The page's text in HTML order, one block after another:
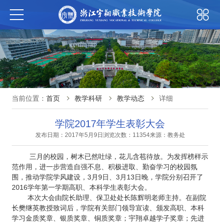
当前位置： 首页 教学科研 教学动态 详细
学院2017年学生表彰大会
发布日期：2017年5月9日 浏览次数：11354来源：教务处
三月的校园，树木已然吐绿，花儿含苞待放。为发挥榜样示
范作用，进一步营造自强不息、积极进取、勤奋学习的校园氛
围，推动学院学风建设，3月9日、3月13日晚，学院分别召开了
2016学年第一学期高职、本科学生表彰大会。
本次大会由院长助理、保卫处处长陈辉明老师主持。在副院
长樊继英教授致词后，学院有关部门领导宣读、颁发高职、本科
学习金质奖章、银质奖章、铜质奖章；宇翔卓越学子奖章；先进